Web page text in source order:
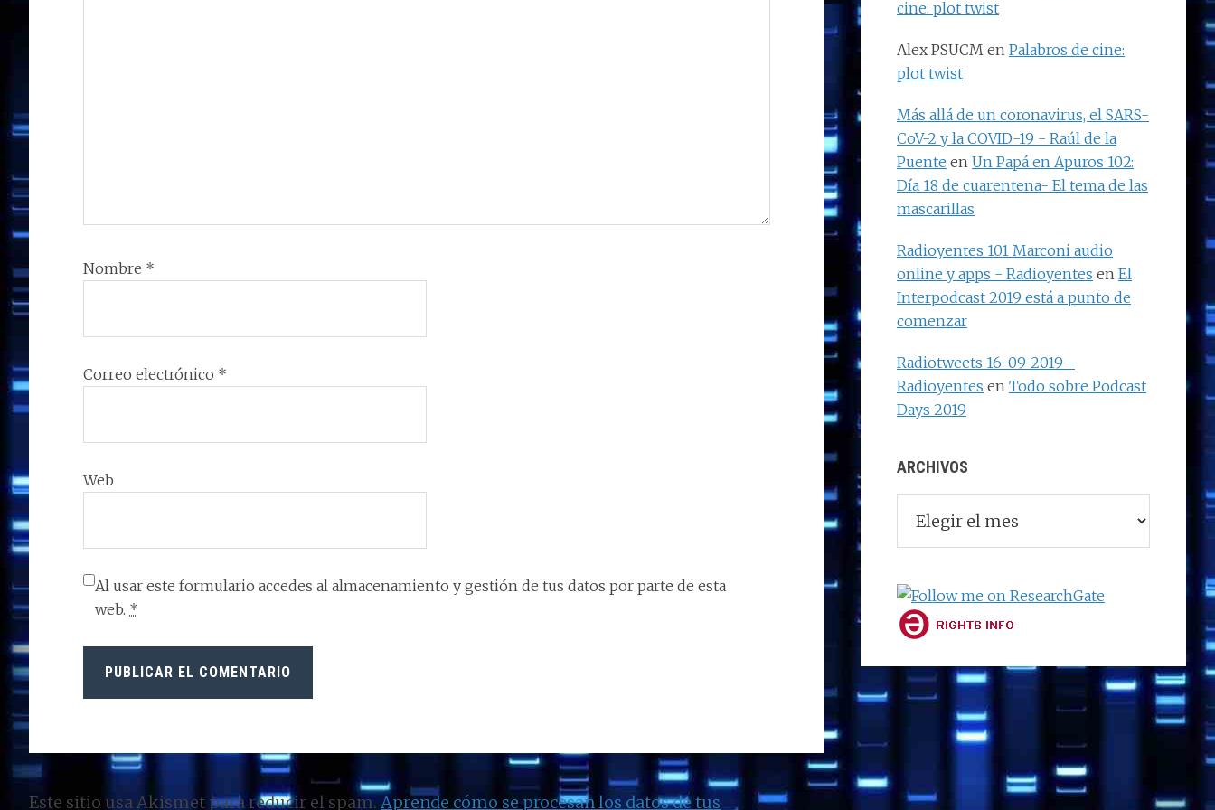
Nombre *
Correo electrónico *
Web
Al usar este formulario accedes al almacenamiento y gestión de tus datos por parte de esta
web. *
Este sitio usa Akismet para reducir el spam.Aprende cómo se procesan los datos de tus
cine: plot twist
Alex PSUCM en Palabros de cine:
plot twist
Más allá de un coronavirus, el SARS-
CoV-2 y la COVID-19 - Raúl de la
Puente en Un Papá en Apuros 102:
Día 18 de cuarentena- El tema de las
mascarillas
Radioyentes 101 Marconi audio
online y apps - Radioyentes en El
Interpodcast 2019 está a punto de
comenzar
Radiotweets 16-09-2019 -
Radioyentes en Todo sobre Podcast
Days 2019
ARCHIVOS